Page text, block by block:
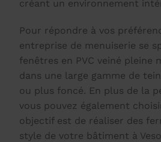
créant un environnement
Pour répondre à vos
entreprise de menuiserie se
fenêtres en PVC veiné pleine
dans une large gamme de
ou plus foncé. En plus de la
vous pouvez également
objectif est de réaliser des
style de votre bâtiment à